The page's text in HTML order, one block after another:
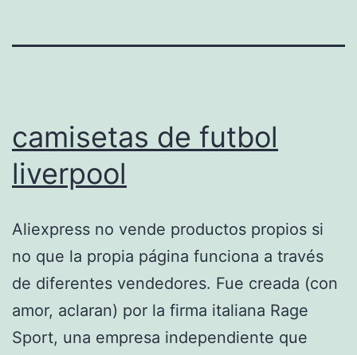
camisetas de futbol
liverpool
Aliexpress no vende productos propios si
no que la propia página funciona a través
de diferentes vendedores. Fue creada (con
amor, aclaran) por la firma italiana Rage
Sport, una empresa independiente que